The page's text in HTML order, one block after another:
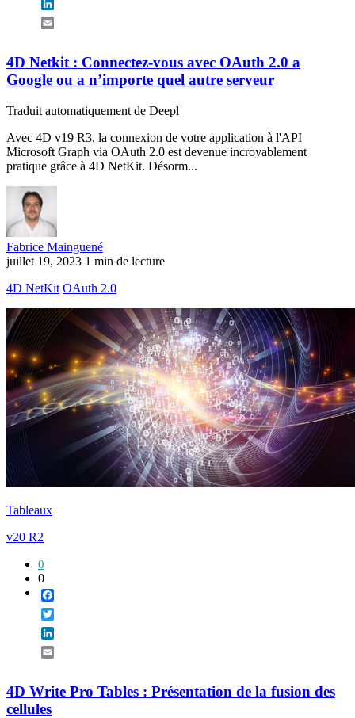
4D Netkit : Connectez-vous avec OAuth 2.0 a
Google ou a n’importe quel autre serveur
Traduit automatiquement de Deepl
Avec 4D v19 R3, la connexion de votre application à l'API
Microsoft Graph via OAuth 2.0 est devenue incroyablement
pratique grâce à 4D NetKit. Désorm...
Fabrice Mainguené
juillet 19, 2023 1 min de lecture
4D NetKit OAuth 2.0
Tableaux
v20 R2
0
0
4D Write Pro Tables : Présentation de la fusion des
cellules